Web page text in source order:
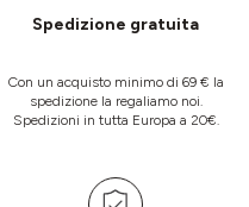
Spedizione gratuita
Con un acquisto minimo di 69 € la
spedizione la regaliamo noi.
Spedizioni in tutta Europa a 20€.